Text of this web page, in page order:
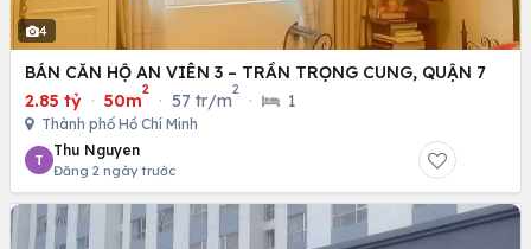
4
BÁN CĂN HỘ AN VIÊN 3 – TRẦN TRỌNG CUNG, QUẬN 7
2.85 tỷ · 50m
2
· 57 tr/m
2
· 1
Thành phố Hồ Chí Minh
T
Thu Nguyen
Đăng 2 ngày trước